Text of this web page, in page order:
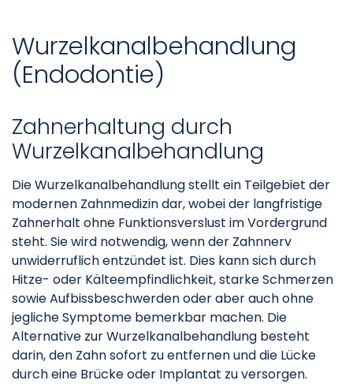
Wurzelkanalbehandlung
(Endodontie)
Zahnerhaltung durch
Wurzelkanalbehandlung
Die Wurzelkanalbehandlung stellt ein Teilgebiet der
modernen Zahnmedizin dar, wobei der langfristige
Zahnerhalt ohne Funktionsverslust im Vordergrund
steht. Sie wird notwendig, wenn der Zahnnerv
unwiderruflich entzündet ist. Dies kann sich durch
Hitze- oder Kälteempfindlichkeit, starke Schmerzen
sowie Aufbissbeschwerden oder aber auch ohne
jegliche Symptome bemerkbar machen. Die
Alternative zur Wurzelkanalbehandlung besteht
darin, den Zahn sofort zu entfernen und die Lücke
durch eine Brücke oder Implantat zu versorgen.